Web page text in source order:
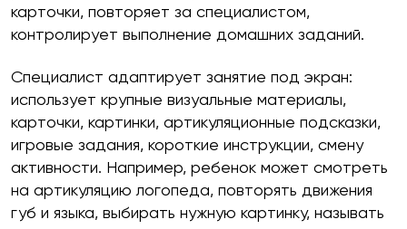
карточки, повторяет за специалистом,
контролирует выполнение домашних заданий.
Специалист адаптирует занятие под экран:
использует крупные визуальные материалы,
карточки, картинки, артикуляционные подсказки,
игровые задания, короткие инструкции, смену
активности. Например, ребенок может смотреть
на артикуляцию логопеда, повторять движения
губ и языка, выбирать нужную картинку, называть